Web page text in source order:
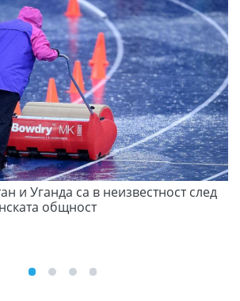
и Уганда са в неизвестност след
общност